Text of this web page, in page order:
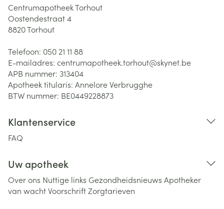
Centrumapotheek Torhout
Oostendestraat 4
8820Torhout
Telefoon: 050 21 11 88
E-mailadres: centrumapotheek.torhout@skynet.be
APB nummer: 313404
Apotheek titularis: Annelore Verbrugghe
BTW nummer: BE0449228873
Klantenservice
FAQ
Uw apotheek
Over ons Nuttige links Gezondheidsnieuws Apotheker
van wachtVoorschriftZorgtarieven